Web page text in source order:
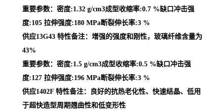
重要参数：密度:1.32 g/cm3成型收缩率:0.7 %缺口冲击强
度:105 拉伸强度:180 MPa断裂伸长率:3 %
供应13G43 特性备注：增强的强度和刚性，玻璃纤维含量为
43%
重要参数：密度:1.5 g/cm3成型收缩率:0.5 %缺口冲击强
度:127 拉伸强度:196 MPa断裂伸长率:3 %
供应1402F 特性备注：良好的抗热老化性、快速结晶、低用
于超快造型周期翘曲性和低变形性